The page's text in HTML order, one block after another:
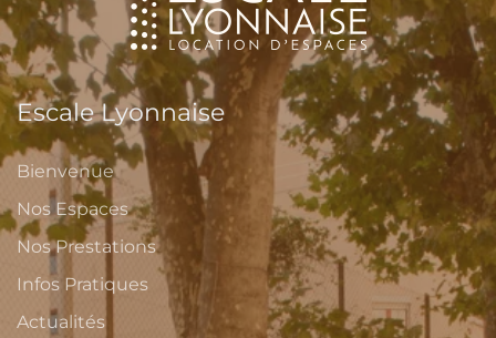
Escale Lyonnaise
Bienvenue
Nos Espaces
Nos Prestations
Infos Pratiques
Actualités